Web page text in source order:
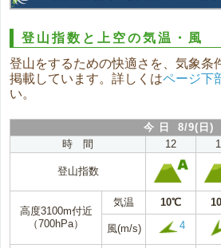
登山指数と上空の気温・風
登山をするための快適さを、気象条
掲載しています。詳しくはページ下
い。
今 日 8/9(日)
時 間
12
登山指数
高度3100m付近
（700hPa）
気温 10℃
風(m/s) 4